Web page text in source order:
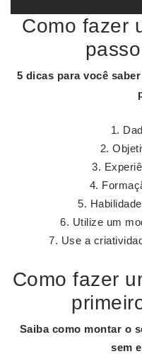
Como fazer
5 dicas para você saber
Utilize um
Use a
Como fazer
Saiba como montar o
sem